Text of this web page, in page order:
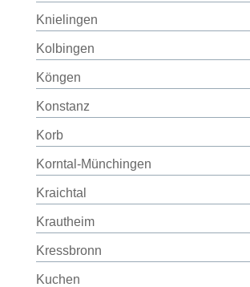
Knielingen
Kolbingen
Köngen
Konstanz
Korb
Korntal-Münchingen
Kraichtal
Krautheim
Kressbronn
Kuchen